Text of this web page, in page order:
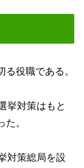
役職である。
挙対策はもと
。
対策総局を設